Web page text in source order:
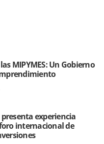
MIPYMES: Un Gobierno
experiencia
internacional de